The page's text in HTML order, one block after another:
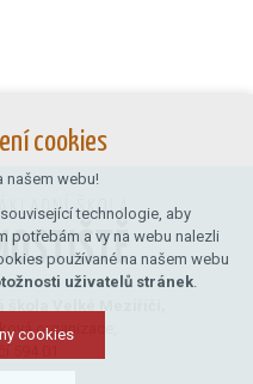
organizace,
cookies
našem webu!
technologie, aby
potřebám a vy na webu nalezli
používané na našem webu
uživatelů stránek.
cookies